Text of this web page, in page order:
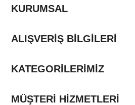
KURUMSAL
ALIŞVERİŞ BİLGİLERİ
KATEGORİLERİMİZ
MÜŞTERİ HİZMETLERİ